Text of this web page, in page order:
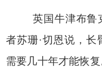
英国牛津布鲁克
者苏珊·切恩说，长
需要几十年才能恢